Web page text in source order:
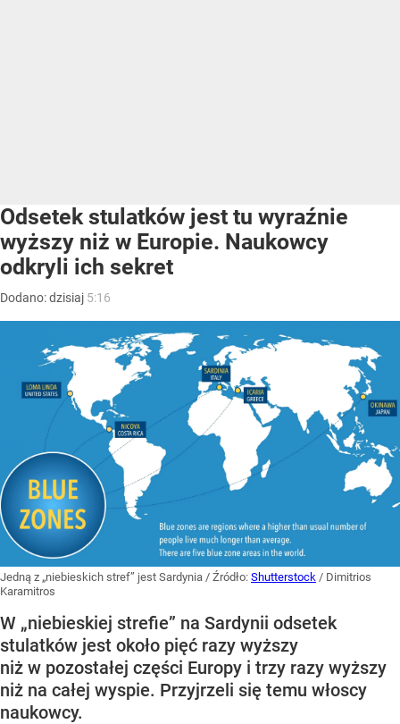
Odsetek stulatków jest tu wyraźnie
wyższy niż w Europie. Naukowcy
odkryli ich sekret
Dodano:dzisiaj 5:16
Jedną z „niebieskich stref” jest Sardynia / Źródło: Shutterstock / Dimitrios
Karamitros
W „niebieskiej strefie” na Sardynii odsetek
stulatków jest około pięć razy wyższy
niż w pozostałej części Europy i trzy razy wyższy
niż na całej wyspie. Przyjrzeli się temu włoscy
naukowcy.